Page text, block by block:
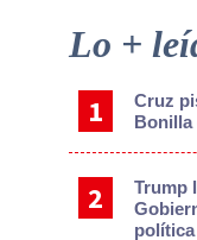
Primary
Sidebar
Lo +
Cruz
Bonilla
Trump